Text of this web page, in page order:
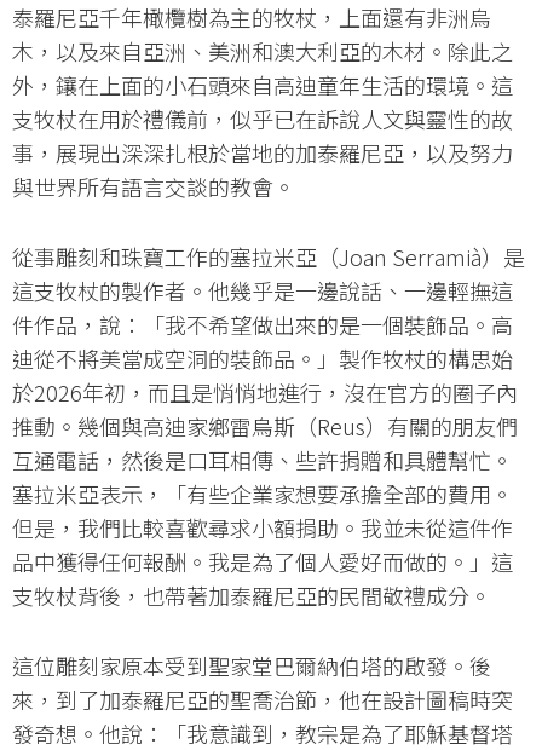
泰羅尼亞千年橄欖樹為主的牧杖，上面還有非洲烏
木，以及來自亞洲、美洲和澳大利亞的木材。除此之
外，鑲在上面的小石頭來自高迪童年生活的環境。這
支牧杖在用於禮儀前，似乎已在訴說人文與靈性的故
事，展現出深深扎根於當地的加泰羅尼亞，以及努力
與世界所有語言交談的教會。
從事雕刻和珠寶工作的塞拉米亞（Joan Serramià）是
這支牧杖的製作者。他幾乎是一邊說話、一邊輕撫這
件作品，說：「我不希望做出來的是一個裝飾品。高
迪從不將美當成空洞的裝飾品。」製作牧杖的構思始
於2026年初，而且是悄悄地進行，沒在官方的圈子內
推動。幾個與高迪家鄉雷烏斯（Reus）有關的朋友們
互通電話，然後是口耳相傳、些許捐贈和具體幫忙。
塞拉米亞表示，「有些企業家想要承擔全部的費用。
但是，我們比較喜歡尋求小額捐助。我並未從這件作
品中獲得任何報酬。我是為了個人愛好而做的。」這
支牧杖背後，也帶著加泰羅尼亞的民間敬禮成分。
這位雕刻家原本受到聖家堂巴爾納伯塔的啟發。後
來，到了加泰羅尼亞的聖喬治節，他在設計圖稿時突
發奇想。他說：「我意識到，教宗是為了耶穌基督塔